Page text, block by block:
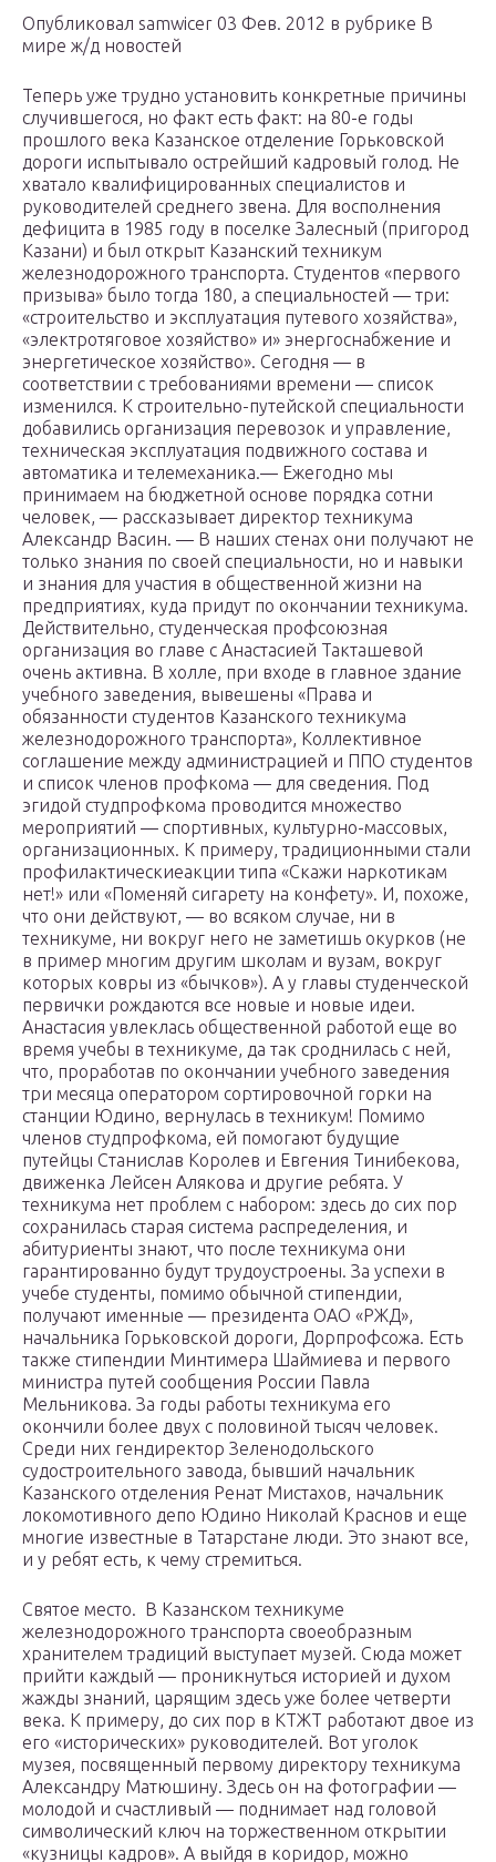
Опубликовал samwicer 03 Фев. 2012 в рубрике В
мире ж/д новостей
Теперь уже трудно установить конкретные причины
случившегося, но факт есть факт: на 80-е годы
прошлого века Казанское отделение Горьковской
дороги испытывало острейший кадровый голод. Не
хватало квалифицированных специалистов и
руководителей среднего звена. Для восполнения
дефицита в 1985 году в поселке Залесный (пригород
Казани) и был открыт Казанский техникум
железнодорожного транспорта. Студентов «первого
призыва» было тогда 180, а специальностей — три:
«строительство и эксплуатация путевого хозяйства»,
«электротяговое хозяйство» и» энергоснабжение и
энергетическое хозяйство». Сегодня — в
соответствии с требованиями времени — список
изменился. К строительно-путейской специальности
добавились организация перевозок и управление,
техническая эксплуатация подвижного состава и
автоматика и телемеханика.— Ежегодно мы
принимаем на бюджетной основе порядка сотни
человек, — рассказывает директор техникума
Александр Васин. — В наших стенах они получают не
только знания по своей специальности, но и навыки
и знания для участия в общественной жизни на
предприятиях, куда придут по окончании техникума.
Действительно, студенческая профсоюзная
организация во главе с Анастасией Такташевой
очень активна. В холле, при входе в главное здание
учебного заведения, вывешены «Права и
обязанности студентов Казанского техникума
железнодорожного транспорта», Коллективное
соглашение между администрацией и ППО студентов
и список членов профкома — для сведения. Под
эгидой студпрофкома проводится множество
мероприятий — спортивных, культурно-массовых,
организационных. К примеру, традиционными стали
профилактическиеакции типа «Скажи наркотикам
нет!» или «Поменяй сигарету на конфету». И, похоже,
что они действуют, — во всяком случае, ни в
техникуме, ни вокруг него не заметишь окурков (не
в пример многим другим школам и вузам, вокруг
которых ковры из «бычков»). А у главы студенческой
первички рождаются все новые и новые идеи.
Анастасия увлеклась общественной работой еще во
время учебы в техникуме, да так сроднилась с ней,
что, проработав по окончании учебного заведения
три месяца оператором сортировочной горки на
станции Юдино, вернулась в техникум! Помимо
членов студпрофкома, ей помогают будущие
путейцы Станислав Королев и Евгения Тинибекова,
движенка Лейсен Алякова и другие ребята. У
техникума нет проблем с набором: здесь до сих пор
сохранилась старая система распределения, и
абитуриенты знают, что после техникума они
гарантированно будут трудоустроены. За успехи в
учебе студенты, помимо обычной стипендии,
получают именные — президента ОАО «РЖД»,
начальника Горьковской дороги, Дорпрофсожа. Есть
также стипендии Минтимера Шаймиева и первого
министра путей сообщения России Павла
Мельникова. За годы работы техникума его
окончили более двух с половиной тысяч человек.
Среди них гендиректор Зеленодольского
судостроительного завода, бывший начальник
Казанского отделения Ренат Мистахов, начальник
локомотивного депо Юдино Николай Краснов и еще
многие известные в Татарстане люди. Это знают все,
и у ребят есть, к чему стремиться.
Святое место. В Казанском техникуме
железнодорожного транспорта своеобразным
хранителем традиций выступает музей. Сюда может
прийти каждый — проникнуться историей и духом
жажды знаний, царящим здесь уже более четверти
века. К примеру, до сих пор в КТЖТ работают двое из
его «исторических» руководителей. Вот уголок
музея, посвященный первому директору техникума
Александру Матюшину. Здесь он на фотографии —
молодой и счастливый — поднимает над головой
символический ключ на торжественном открытии
«кузницы кадров». А выйдя в коридор, можно